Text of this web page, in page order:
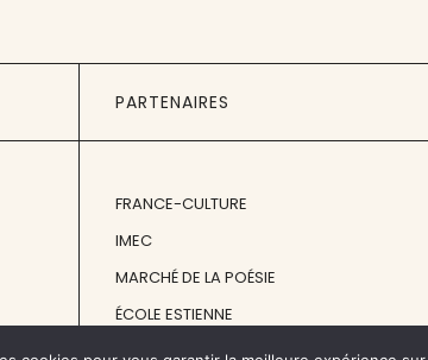
PARTENAIRES
FRANCE-CULTURE
IMEC
MARCHÉ DE LA POÉSIE
ÉCOLE ESTIENNE